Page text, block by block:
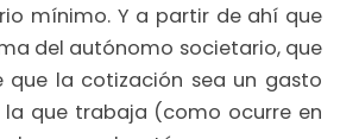
mínimo. Y a partir de ahí que
del autónomo societario, que
que la cotización sea un gasto
la que trabaja (como ocurre en